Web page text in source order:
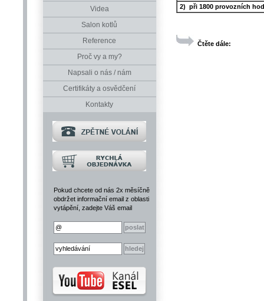
Videa
Salon kotlů
Reference
Proč vy a my?
Napsali o nás / nám
Certifikáty a osvědčení
Kontakty
Pokud chcete od nás 2x měsíčně
obdržet informační email z oblasti
vytápění, zadejte Váš email
2) při 1800 provozních
Čtěte dále: